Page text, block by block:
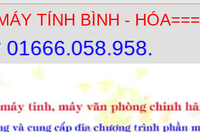
TÍNH BÌNH - HÓA===